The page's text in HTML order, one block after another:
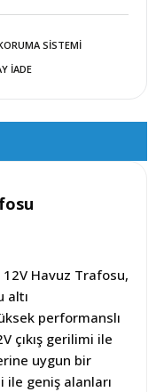
SİSTEMİ
İADE
Havuz Trafosu,
altı
performanslı
çıkış gerilimi ile
uygun bir
ile geniş alanları